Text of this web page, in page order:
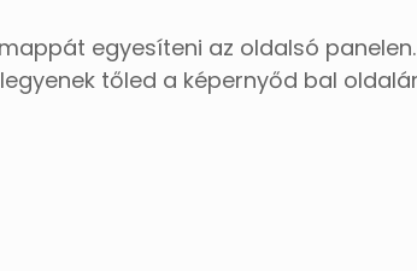
egyesíteni az oldalsó
tőled a képernyőd bal